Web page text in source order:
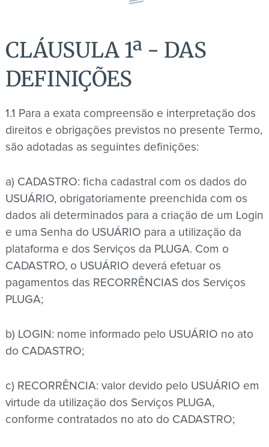
CLÁUSULA 1ª - DAS
DEFINIÇÕES
1.1 Para a exata compreensão e interpretação dos
direitos e obrigações previstos no presente Termo,
são adotadas as seguintes definições:
a) CADASTRO: ficha cadastral com os dados do
USUÁRIO, obrigatoriamente preenchida com os
dados ali determinados para a criação de um Login
e uma Senha do USUÁRIO para a utilização da
plataforma e dos Serviços da PLUGA. Com o
CADASTRO, o USUÁRIO deverá efetuar os
pagamentos das RECORRÊNCIAS dos Serviços
PLUGA;
b) LOGIN: nome informado pelo USUÁRIO no ato
do CADASTRO;
c) RECORRÊNCIA: valor devido pelo USUÁRIO em
virtude da utilização dos Serviços PLUGA,
conforme contratados no ato do CADASTRO;